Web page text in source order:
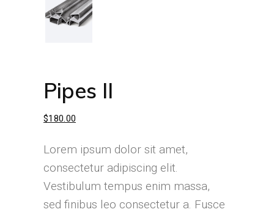
Pipes II
$180.00
Lorem ipsum dolor sit amet,
consectetur adipiscing elit.
Vestibulum tempus enim massa,
sed finibus leo consectetur a. Fusce